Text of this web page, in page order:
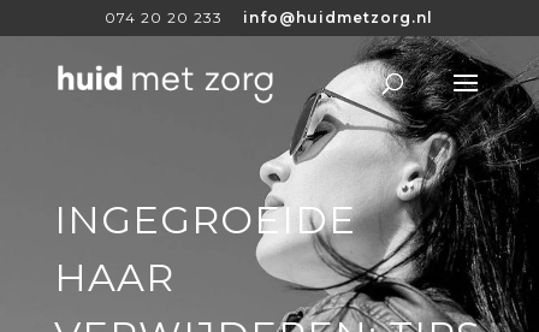
074 20 20 233 info@huidmetzorg.nl
INGEGROEIDE
HAAR